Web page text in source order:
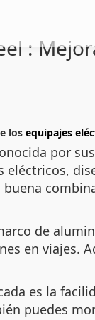
:
los equipajes
por
eléctricos,
buena
de
en viajes.
es la
puedes